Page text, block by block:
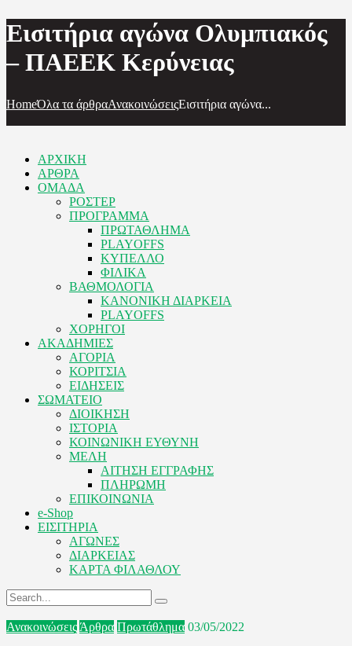
Εισιτήρια αγώνα Ολυμπιακός
– ΠΑΕΕΚ Κερύνειας
HomeΌλα τα άρθραΑνακοινώσειςΕισιτήρια αγώνα...
ΑΡΧΙΚΗ
ΑΡΘΡΑ
ΟΜΑΔΑ
ΡΟΣΤΕΡ
ΠΡΟΓΡΑΜΜΑ
ΠΡΩΤΑΘΛΗΜΑ
PLAYOFFS
ΚΥΠΕΛΛΟ
ΦΙΛΙΚΑ
ΒΑΘΜΟΛΟΓΙΑ
ΚΑΝΟΝΙΚΗ ΔΙΑΡΚΕΙΑ
PLAYOFFS
ΧΟΡΗΓΟΙ
ΑΚΑΔΗΜΙΕΣ
ΑΓΟΡΙΑ
ΚΟΡΙΤΣΙΑ
ΕΙΔΗΣΕΙΣ
ΣΩΜΑΤΕΙΟ
ΔΙΟΙΚΗΣΗ
ΙΣΤΟΡΙΑ
ΚΟΙΝΩΝΙΚΗ ΕΥΘΥΝΗ
ΜΕΛΗ
ΑΙΤΗΣΗ ΕΓΓΡΑΦΗΣ
ΠΛΗΡΩΜΗ
ΕΠΙΚΟΙΝΩΝΙΑ
e-Shop
ΕΙΣΙΤΗΡΙΑ
ΑΓΩΝΕΣ
ΔΙΑΡΚΕΙΑΣ
ΚΑΡΤΑ ΦΙΛΑΘΛΟΥ
Ανακοινώσεις Άρθρα Πρωτάθλημα 03/05/2022